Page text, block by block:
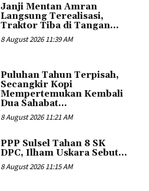
Janji Mentan Amran
Langsung Terealisasi,
Traktor Tiba di Tangan...
8 August 2026 11:39 AM
Puluhan Tahun Terpisah,
Secangkir Kopi
Mempertemukan Kembali
Dua Sahabat...
8 August 2026 11:21 AM
PPP Sulsel Tahan 8 SK
DPC, Ilham Uskara Sebut...
8 August 2026 11:15 AM